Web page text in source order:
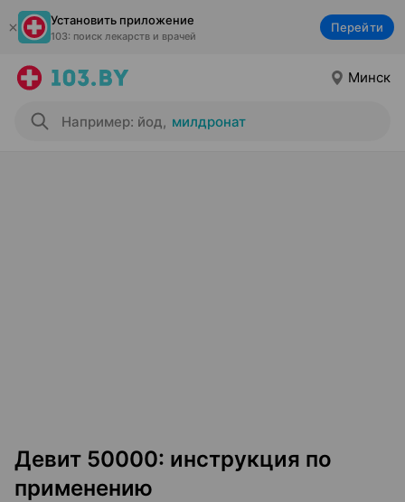
Установить приложение
103: поиск лекарств и врачей
Перейти
Минск
Например: йод, милдронат
Девит 50000: инструкция по
применению